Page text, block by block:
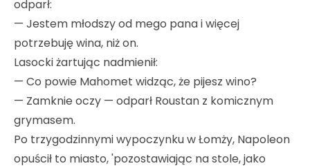
odparł:
— Jestem młodszy od mego pana i więcej
potrzebuję wina, niż on.
Lasocki żartując nadmienił:
— Co powie Mahomet widząc, że pijesz wino?
— Zamknie oczy — odparł Roustan z komicznym
grymasem.
Po trzygodzinnymi wypoczynku w Łomży, Napoleon
opuścił to miasto, 'pozostawiając na stole, jako